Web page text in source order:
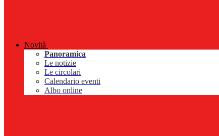
Novità
Panoramica
Le notizie
Le circolari
Calendario eventi
Albo online